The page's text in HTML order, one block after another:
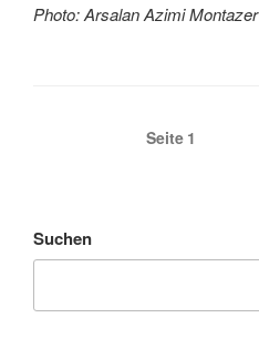
Photo: Arsalan Azimi Montazer
Seitennummerierung
Seite 1
Suchen